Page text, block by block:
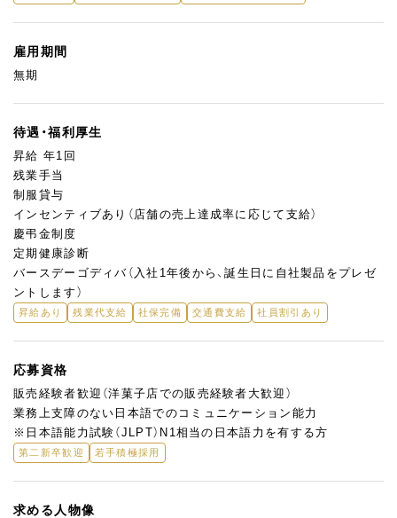
雇用期間
無期
待遇・福利厚生
昇給 年1回
残業手当
制服貸与
インセンティブあり（店舗の売上達成率に応じて支給）
慶弔金制度
定期健康診断
バースデーゴディバ（入社1年後から、誕生日に自社製品をプレゼ
ントします）
昇給あり 残業代支給 社保完備 交通費支給 社員割引あり
応募資格
販売経験者歓迎（洋菓子店での販売経験者大歓迎）
業務上支障のない日本語でのコミュニケーション能力
※日本語能力試験（JLPT）N1相当の日本語力を有する方
第二新卒歓迎 若手積極採用
求める人物像